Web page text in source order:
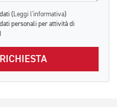
( Leggi l'informativa)
personali per attività di
)